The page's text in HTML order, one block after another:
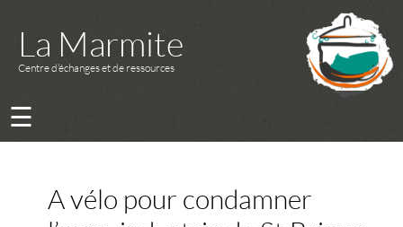
La Marmite
Centre d’échanges et de ressources
☰
A vélo pour condamner